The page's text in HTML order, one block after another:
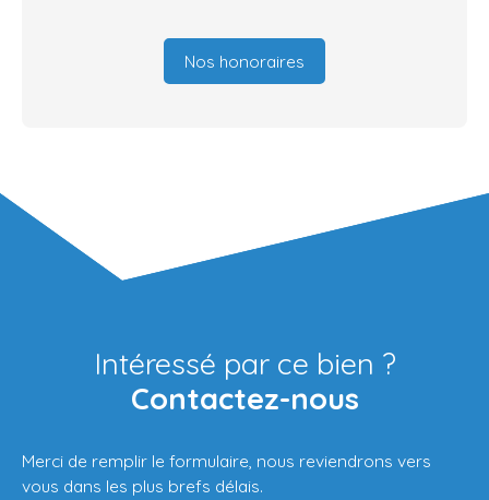
Nos honoraires
Intéressé par ce bien ?
Contactez-nous
Merci de remplir le formulaire, nous reviendrons vers
vous dans les plus brefs délais.